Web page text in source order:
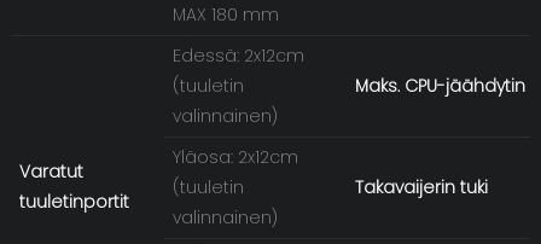
MAX 180 mm
Varatut
tuuletinportit
Edessä: 2x12cm
(tuuletin
valinnainen)
Maks. CPU-jäähdytin
Yläosa: 2x12cm
(tuuletin
valinnainen)
Takavaijerin tuki